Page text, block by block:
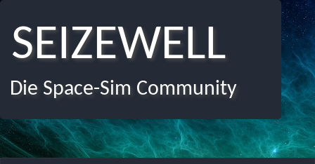
SEIZEWELL
Die Space-Sim Community